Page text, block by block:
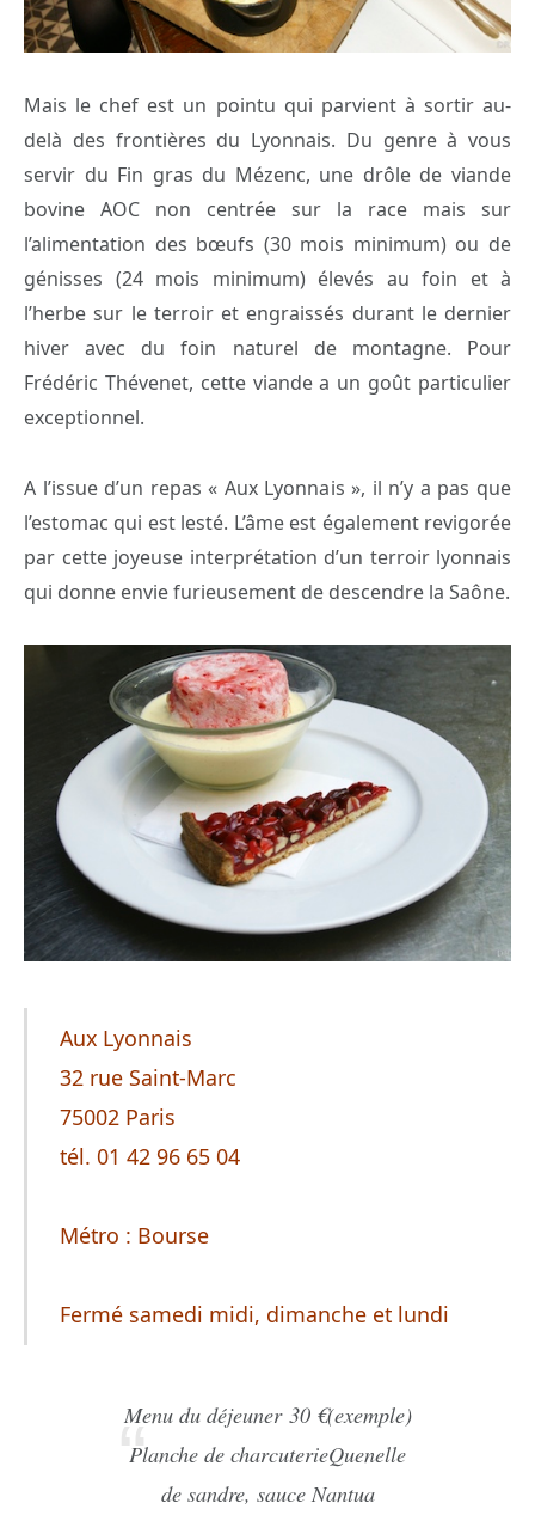
Mais le chef est un pointu qui parvient à sortir au-
delà des frontières du Lyonnais. Du genre à vous
servir du Fin gras du Mézenc, une drôle de viande
bovine AOC non centrée sur la race mais sur
l’alimentation des bœufs (30 mois minimum) ou de
génisses (24 mois minimum) élevés au foin et à
l’herbe sur le terroir et engraissés durant le dernier
hiver avec du foin naturel de montagne. Pour
Frédéric Thévenet, cette viande a un goût particulier
exceptionnel.
A l’issue d’un repas « Aux Lyonnais », il n’y a pas que
l’estomac qui est lesté. L’âme est également revigorée
par cette joyeuse interprétation d’un terroir lyonnais
qui donne envie furieusement de descendre la Saône.
Aux Lyonnais
32 rue Saint-Marc
75002 Paris
tél. 01 42 96 65 04
Métro : Bourse
Fermé samedi midi, dimanche et lundi
Menu du déjeuner 30 €(exemple)
Planche de charcuterieQuenelle
de sandre, sauce Nantua